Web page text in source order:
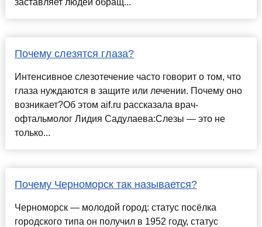
Почему слезятся глаза?
Интенсивное слезотечение часто говорит о том, что
глаза нуждаются в защите или лечении. Почему оно
возникает?Об этом aif.ru рассказала врач-
офтальмолог Лидия Садулаева:Слезы — это не
только...
Почему Черноморск так называется?
Черноморск — молодой город: статус посёлка
городского типа он получил в 1952 году, статус